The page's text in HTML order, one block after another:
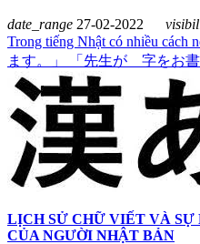
date_range 27-02-2022
Trong tiếng Nhật có nhiều
ます。」 「先生が 字をお
LỊCH SỬ CHỮ VIẾT VÀ
CỦA NGƯỜI NHẬT BẢN